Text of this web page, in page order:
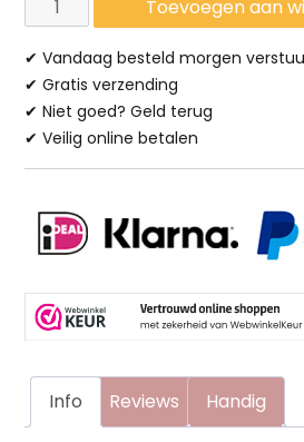
Danubio
aantal
Toevoegen aan
✔ Vandaag besteld morgen
✔ Gratis verzending
✔ Niet goed? Geld terug
✔ Veilig online betalen
Info Reviews Handig